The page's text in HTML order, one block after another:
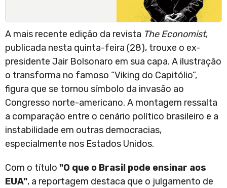
A mais recente edição da revista The Economist,
publicada nesta quinta-feira (28), trouxe o ex-
presidente Jair Bolsonaro em sua capa. A ilustração
o transforma no famoso “Viking do Capitólio”,
figura que se tornou símbolo da invasão ao
Congresso norte-americano. A montagem ressalta
a comparação entre o cenário político brasileiro e a
instabilidade em outras democracias,
especialmente nos Estados Unidos.
Com o título "O que o Brasil pode ensinar aos
EUA", a reportagem destaca que o julgamento de